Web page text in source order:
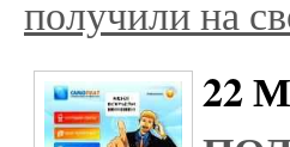
получили на
22